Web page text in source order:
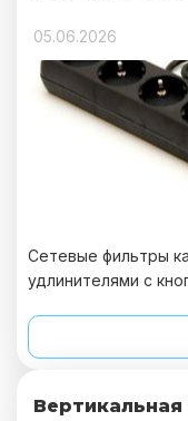
05.06.2026
Сетевые фильтры
удлинителями с
Вертикальная